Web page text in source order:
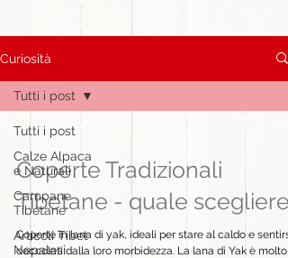
Curiosità
Tutti i post
Calze Alpaca
e Naturali
Campane
Tibetane
Articoli Tibet
Nepalesi
Tutti i post
Coperte Tradizionali
Tibetane - quale scegliere?
Coperte in lana di yak, ideali per stare al caldo e sentirsi
coccolati dalla loro morbidezza. La lana di Yak è molto